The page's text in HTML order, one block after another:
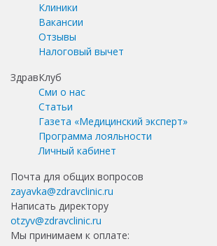
Клиники
Вакансии
Отзывы
Налоговый вычет
ЗдравКлуб
Сми о нас
Статьи
Газета «Медицинский эксперт»
Программа лояльности
Личный кабинет
Почта для общих вопросов
zayavka@zdravclinic.ru
Написать директору
otzyv@zdravclinic.ru
Мы принимаем к оплате: